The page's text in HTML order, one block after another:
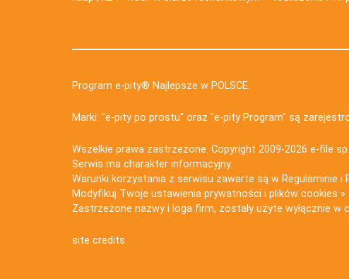
Program e-pity® Najlepsze w POLSCE.
Marki: "e-pity po prostu" oraz "e-pity Program" są
Wszelkie prawa zastrzeżone. Copyright 2009-2026 e-file
Serwis ma charakter informacyjny.
Warunki korzystania z serwisu zawarte są w Regulaminie i
Modyfikuj Twoje ustawienia prywatności i plików cookies »
Zastrzeżone nazwy i loga firm, zostały użyte wyłącznie w
site credits